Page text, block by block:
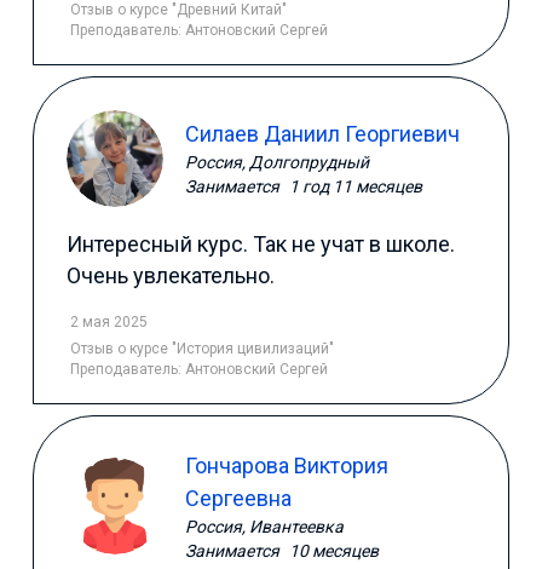
Отзыв о курсе "Древний Китай"
Преподаватель: Антоновский Сергей
Силаев Даниил Георгиевич
Россия, Долгопрудный
Занимается
1 год 11 месяцев
Интересный курс. Так не учат в школе.
Очень увлекательно.
2 мая 2025
Отзыв о курсе "История цивилизаций"
Преподаватель: Антоновский Сергей
Гончарова Виктория
Сергеевна
Россия, Ивантеевка
Занимается
10 месяцев